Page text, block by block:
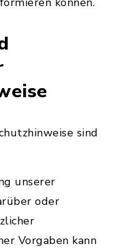
sind
unserer
oder
Vorgaben kann